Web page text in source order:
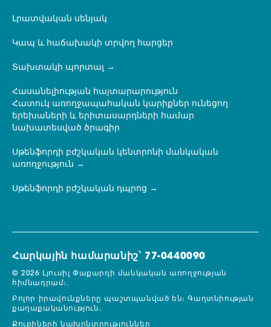
Լրատվական սենյակ
Կապ և հաճախակի տրվող հարցեր
Տախտակի պորտալ
Հասանելիության հայտարարություն
Հատուկ առողջապահական կարիքներ ունեցող
երեխաների և երիտասարդների համար
նախատեսված ծրագիր
Սթենֆորդի բժշկական կենտրոնի մանկական
առողջություն
Սթենֆորդի բժշկական դպրոց
Հարկային համարանիշ՝ 77-0440090
© 2026 Լյուսիլ Փաքարդի մանկական առողջության
հիմնադրամ։.
Բոլոր իրավունքները պաշտպանված են։Գաղտնիության
քաղաքականություն.
Քուքիների նախընտրություններ